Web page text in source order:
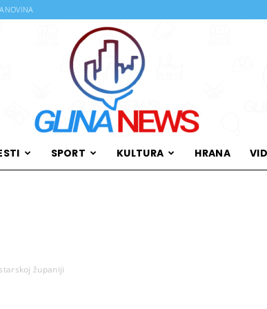
SPORT KULTURA HRANA
županiji